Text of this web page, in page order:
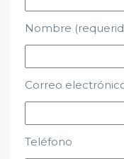
Nombre
Correo
Teléfono